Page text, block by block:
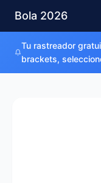
Bola 2026
Tu rastreador
brackets,